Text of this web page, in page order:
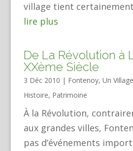
village tient
lire plus
De La Révolution à
XXème Siècle
3 Déc 2010 | Fontenoy, Un
Histoire, Patrimoine
À la Révolution,
aux grandes villes,
pas d’événements